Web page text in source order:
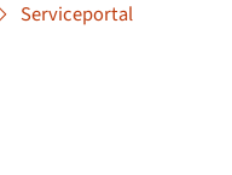
Serviceportal